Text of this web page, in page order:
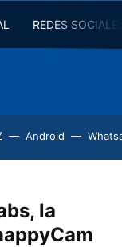
REDES
Android
la